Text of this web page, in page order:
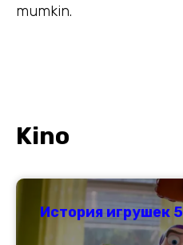
mumkin.
Kino
История игрушек 5